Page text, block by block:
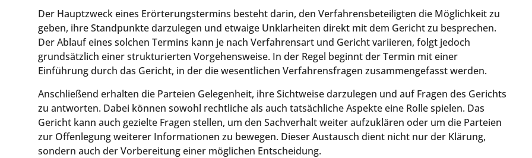
Der Hauptzweck eines Erörterungstermins besteht darin, den Verfahrensbeteiligten die Möglichkeit zu
geben, ihre Standpunkte darzulegen und etwaige Unklarheiten direkt mit dem Gericht zu besprechen.
Der Ablauf eines solchen Termins kann je nach Verfahrensart und Gericht variieren, folgt jedoch
grundsätzlich einer strukturierten Vorgehensweise. In der Regel beginnt der Termin mit einer
Einführung durch das Gericht, in der die wesentlichen Verfahrensfragen zusammengefasst werden.
Anschließend erhalten die Parteien Gelegenheit, ihre Sichtweise darzulegen und auf Fragen des Gerichts
zu antworten. Dabei können sowohl rechtliche als auch tatsächliche Aspekte eine Rolle spielen. Das
Gericht kann auch gezielte Fragen stellen, um den Sachverhalt weiter aufzuklären oder um die Parteien
zur Offenlegung weiterer Informationen zu bewegen. Dieser Austausch dient nicht nur der Klärung,
sondern auch der Vorbereitung einer möglichen Entscheidung.